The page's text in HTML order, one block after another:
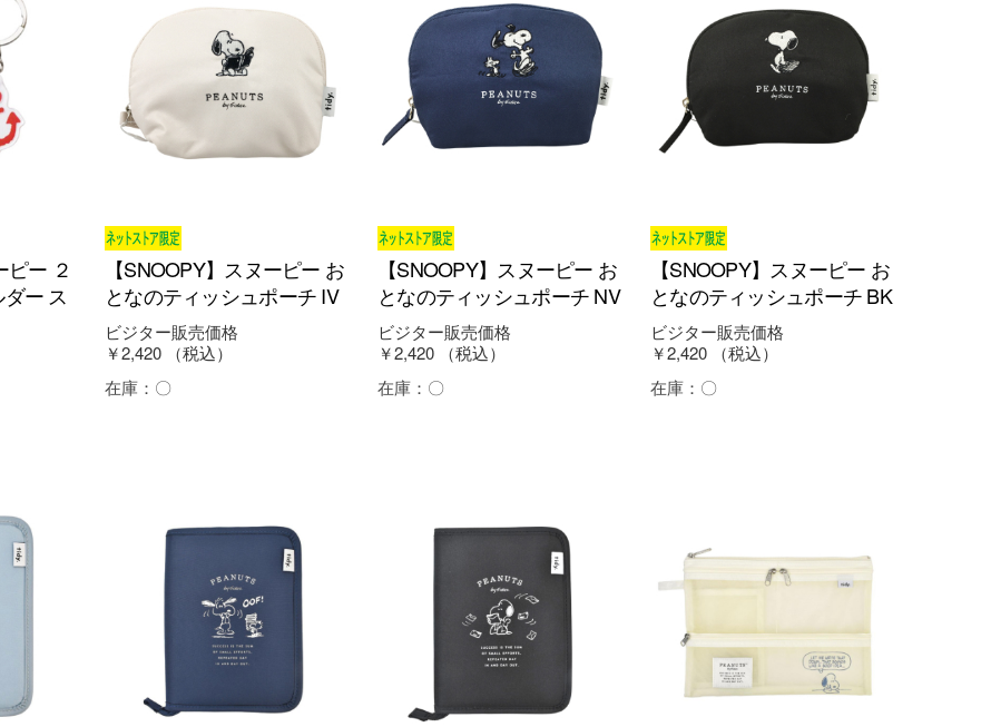
ピー ２
ー ス
【SNOOPY】スヌーピー お
となのティッシュポーチ IV
ビジター販売価格
￥2,420
（税込）
在庫： 〇
【SNOOPY】スヌーピー お
となのティッシュポーチ NV
ビジター販売価格
￥2,420
（税込）
在庫： 〇
【SNOOPY】スヌーピー お
となのティッシュポーチ BK
ビジター販売価格
￥2,420
（税込）
在庫： 〇